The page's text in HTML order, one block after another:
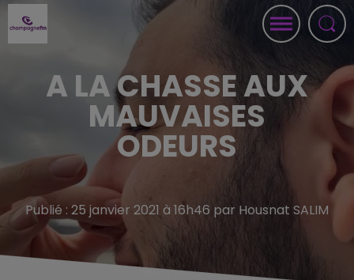
A LA CHASSE AUX
MAUVAISES
ODEURS
Publié : 25 janvier 2021 à 16h46 par Housnat SALIM